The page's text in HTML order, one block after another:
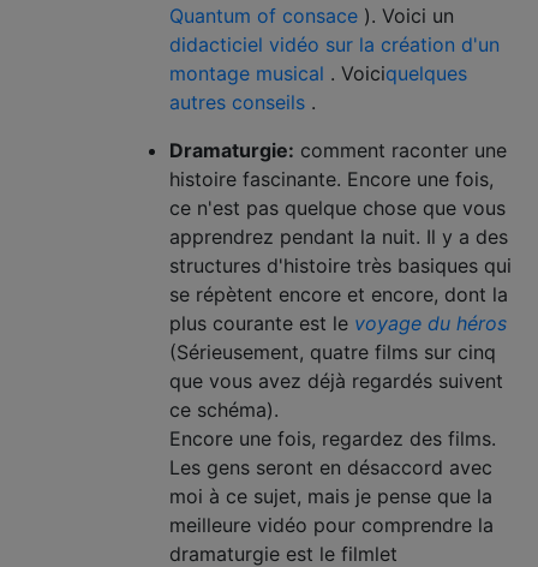
Quantum of consace ). Voici un
didacticiel vidéo sur la création d'un
montage musical . Voiciquelques
autres conseils .
Dramaturgie: comment raconter une
histoire fascinante. Encore une fois,
ce n'est pas quelque chose que vous
apprendrez pendant la nuit. Il y a des
structures d'histoire très basiques qui
se répètent encore et encore, dont la
plus courante est le voyage du héros
(Sérieusement, quatre films sur cinq
que vous avez déjà regardés suivent
ce schéma).
Encore une fois, regardez des films.
Les gens seront en désaccord avec
moi à ce sujet, mais je pense que la
meilleure vidéo pour comprendre la
dramaturgie est le filmlet